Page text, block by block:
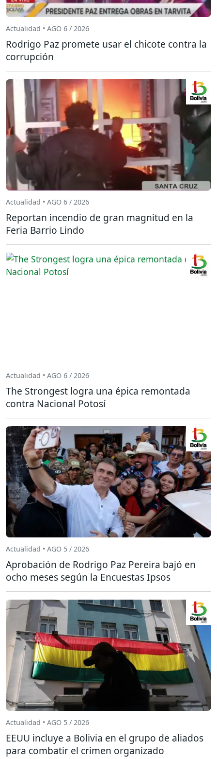
Actualidad • AGO 6 / 2026
Rodrigo Paz promete usar el chicote contra la
corrupción
Actualidad • AGO 6 / 2026
Reportan incendio de gran magnitud en la
Feria Barrio Lindo
Actualidad • AGO 6 / 2026
The Strongest logra una épica remontada
contra Nacional Potosí
Actualidad • AGO 5 / 2026
Aprobación de Rodrigo Paz Pereira bajó en
ocho meses según la Encuestas Ipsos
Actualidad • AGO 5 / 2026
EEUU incluye a Bolivia en el grupo de aliados
para combatir el crimen organizado